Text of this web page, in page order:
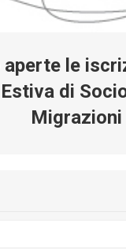
aperte le
di
Migrazioni